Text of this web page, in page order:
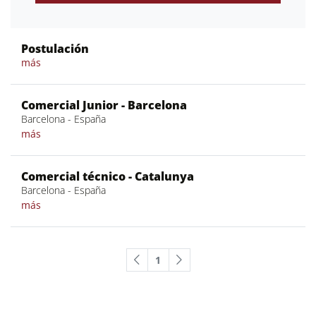
Postulación
más
Comercial Junior - Barcelona
Barcelona - España
más
Comercial técnico - Catalunya
Barcelona - España
más
1